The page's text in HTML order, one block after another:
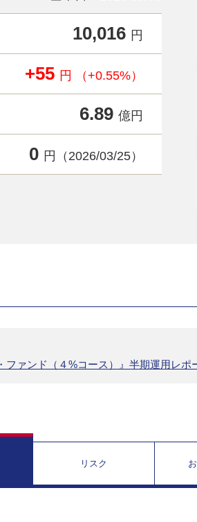
10,016 円
+55 円 （+0.55%）
6.89 億円
0 円（2026/03/25）
ァンド（４%コース）』半期運用レポ
リスク